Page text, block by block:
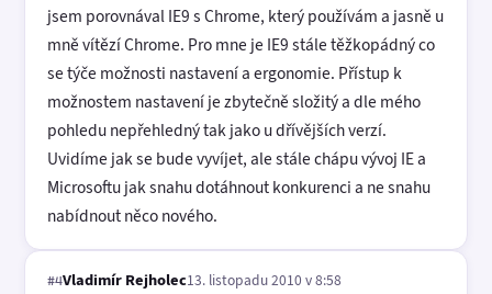
jsem porovnával IE9 s Chrome, který používám a jasně u
mně vítězí Chrome. Pro mne je IE9 stále těžkopádný co
se týče možnosti nastavení a ergonomie. Přístup k
možnostem nastavení je zbytečně složitý a dle mého
pohledu nepřehledný tak jako u dřívějších verzí.
Uvidíme jak se bude vyvíjet, ale stále chápu vývoj IE a
Microsoftu jak snahu dotáhnout konkurenci a ne snahu
nabídnout něco nového.
#4Vladimír Rejholec13. listopadu 2010 v 8:58